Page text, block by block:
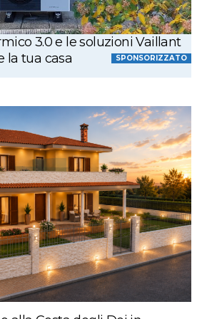
3.0 e le soluzioni Vaillant
la tua casa
SPONSORIZZATO